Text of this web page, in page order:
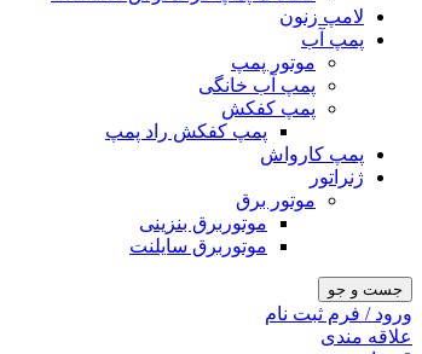
لامپ زنون
پمپ آب
موتور پمپ
پمپ آب خانگی
پمپ کفکش
پمپ کفکش راد پمپ
پمپ کارواش
ژنراتور
موتور برق
موتوربرق بنزینی
موتوربرق سایلنت
جست و جو
ورود / فرم ثبت نام
علاقه مندی